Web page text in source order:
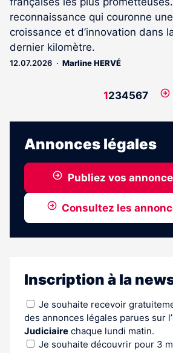
reconnaissance qui couronne
croissance et d’innovation dans
dernier kilomètre.
12.07.2026 Marline HERVÉ
1234567
Annonces légales
Publiez vos
Consultez les
Inscription à la
Je souhaite recevoir
des annonces légales parues sur l’
Judiciaire chaque lundi matin.
Je souhaite découvrir pour 3